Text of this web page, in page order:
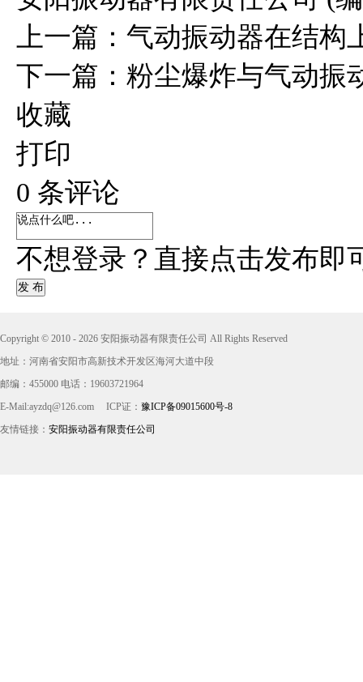
上一篇： 气动振动器在结构
下一篇： 粉尘爆炸与气动振
收藏
打印
0 条评论
不想登录？直接点击发布即
发 布
Copyright © 2010 - 2026 安阳振动器有限责任公司 All Rights Reserved
地址：河南省安阳市高新技术开发区海河大道中段
邮编：455000 电话：19603721964
E-Mail:ayzdq@126.com
ICP证： 豫ICP备09015600号-8
友情链接： 安阳振动器有限责任公司